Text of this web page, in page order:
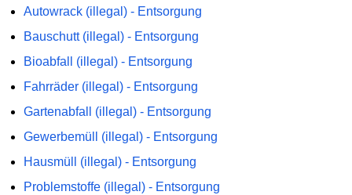
Autowrack (illegal) - Entsorgung
Bauschutt (illegal) - Entsorgung
Bioabfall (illegal) - Entsorgung
Fahrräder (illegal) - Entsorgung
Gartenabfall (illegal) - Entsorgung
Gewerbemüll (illegal) - Entsorgung
Hausmüll (illegal) - Entsorgung
Problemstoffe (illegal) - Entsorgung